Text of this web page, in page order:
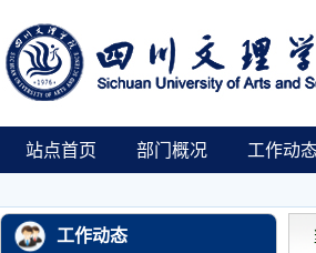
站点首页 部门概况 工作动
工作动态